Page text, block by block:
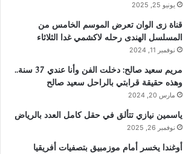
يونيو 25, 2025
قناة زى الوان تعرض الموسم الخامس من
المسلسل الهندى رحله لاكشمي غدا الثلاثاء
نوفمبر 11, 2024
مريم سعيد صالح: دخلت الفن وأنا عندي 37 سنة..
وهذه حقيقة قرابتي بالراحل سعيد صالح
مارس 20, 2024
ياسمين نيازي تتألق في حقل كامل العدد بالرياض
نوفمبر 26, 2025
أوغندا يخسر أمام موزمبيق بتصفيات أفريقيا